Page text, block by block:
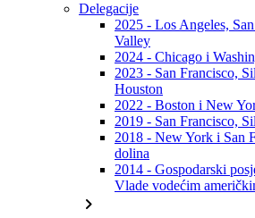
Delegacije
2025 - Los Angeles,
Valley
2024 - Chicago i
2023 - San Francisco,
Houston
2022 - Boston i New
2019 - San Francisco,
2018 - New York i San
dolina
2014 - Gospodarski
Vlade vodećim
chevron_right